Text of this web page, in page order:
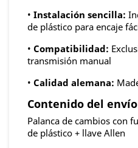
• Instalación sencilla:
de plástico para encaje
• Compatibilidad:
transmisión manual
• Calidad alemana:
Contenido del envío
Palanca de cambios con
de plástico + llave Allen